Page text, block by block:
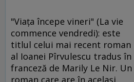
"Viaţa începe vineri" (La vie
commence vendredi): este
titlul celui mai recent roman
al Ioanei Pîrvulescu tradus în
franceză de Marily Le Nir. Un
roman care are în acelaşi